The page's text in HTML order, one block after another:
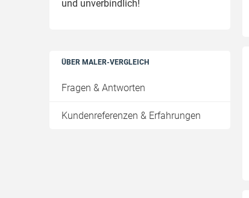
und unverbindlich!
ÜBER MALER-VERGLEICH
Fragen & Antworten
Kundenreferenzen & Erfahrungen